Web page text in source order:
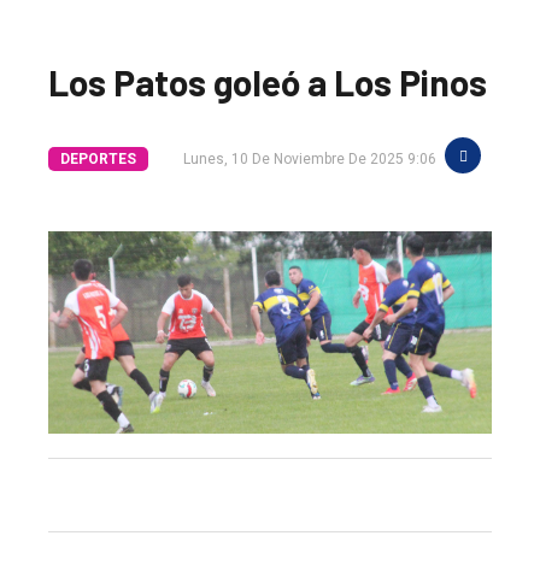
El
único
DIARIO
Balcarce
Los Patos goleó a Los Pinos
DEPORTES Lunes, 10 De Noviembre De 2025 9:06